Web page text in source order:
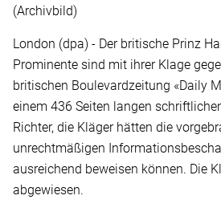
(Archivbild)
London (dpa) - Der britische Prinz
Prominente sind mit ihrer Klage
britischen Boulevardzeitung «Daily
einem 436 Seiten langen
Richter, die Kläger hätten die
unrechtmäßigen
ausreichend beweisen können. Die
abgewiesen.